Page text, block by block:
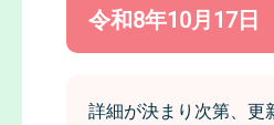
令和8年10月17日
詳細が決まり次第、更